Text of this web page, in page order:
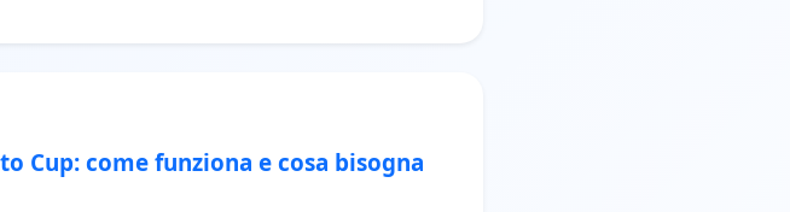
Cup: come funziona e cosa bisogna